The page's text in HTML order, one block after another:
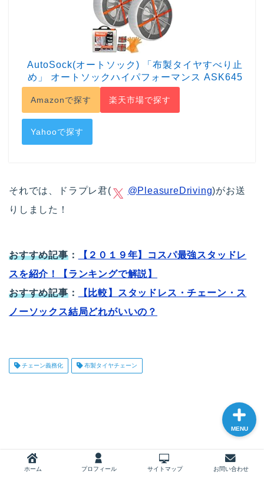
AutoSock(オートソック) 「布製タイヤすべり止
め」 オートソックハイパフォーマンス ASK645
Amazonで探す 楽天市場で探す
Yahooで探す
それでは、ドラプレ君( @PleasureDriving)がお送
りしました！
おすすめ記事：
【２０１９年】コスパ最強スタッドレ
スを紹介！【ランキングで解説】
おすすめ記事：
【比較】スタッドレス・チェーン・ス
ノーソックス結局どれがいいの？
チェーン義務化 布製タイヤチェーン
ホーム プロフィール サイトマップ お問い合わせ
MENU
ホーム
プロフィール